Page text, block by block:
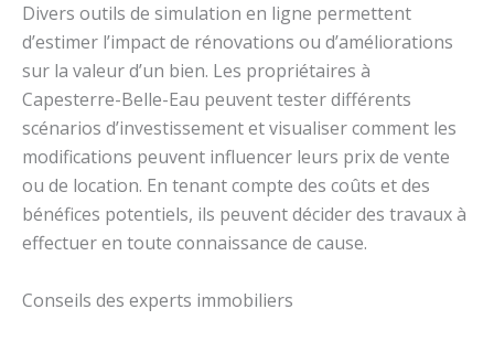
Divers outils de simulation en ligne permettent
d’estimer l’impact de rénovations ou d’améliorations
sur la valeur d’un bien. Les propriétaires à
Capesterre-Belle-Eau peuvent tester différents
scénarios d’investissement et visualiser comment les
modifications peuvent influencer leurs prix de vente
ou de location. En tenant compte des coûts et des
bénéfices potentiels, ils peuvent décider des travaux à
effectuer en toute connaissance de cause.
Conseils des experts immobiliers